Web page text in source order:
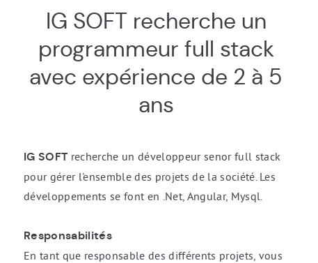
IG SOFT recherche un
programmeur full stack
avec expérience de 2 à 5
ans
IG SOFT recherche un développeur senor full stack
pour gérer l'ensemble des projets de la société. Les
développements se font en .Net, Angular, Mysql.
Responsabilités
En tant que responsable des différents projets, vous